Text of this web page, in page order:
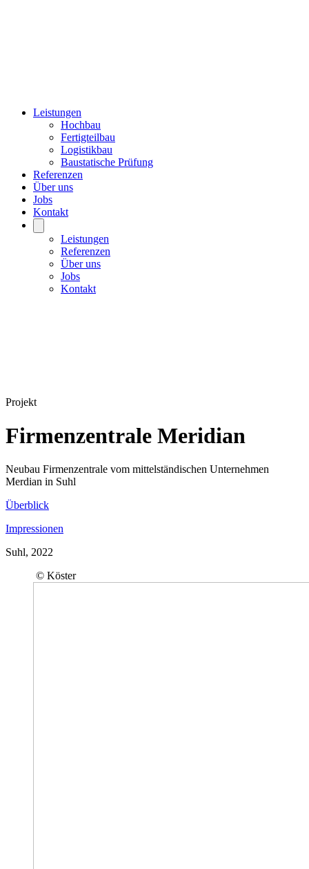
Leistungen
Hochbau
Fertigteilbau
Logistikbau
Baustatische Prüfung
Referenzen
Über uns
Jobs
Kontakt
Leistungen
Referenzen
Über uns
Jobs
Kontakt
Projekt
Firmenzentrale Meridian
Neubau Firmenzentrale vom mittelständischen Unternehmen
Merdian in Suhl
Überblick
Impressionen
Suhl, 2022
© Köster